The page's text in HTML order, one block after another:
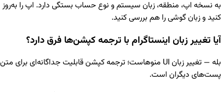
به نسخه اپ، منطقه، زبان سیستم و نوع حساب بستگی دارد. اپ را به‌روز
کنید و زبان گوشی را هم بررسی کنید.
آیا تغییر زبان اینستاگرام با ترجمه کپشن‌ها فرق دارد؟
بله — تغییر زبان UI منوهاست؛ ترجمه کپشن قابلیت جداگانه‌ای برای متن
پست‌های دیگران است.